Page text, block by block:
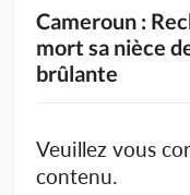
Cameroun :
mort sa nièce
brûlante
Veuillez vous
contenu.